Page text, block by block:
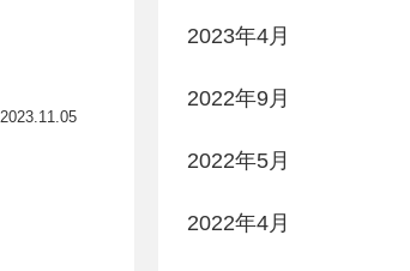
2023.11.05
2023年4月
2022年9月
2022年5月
2022年4月